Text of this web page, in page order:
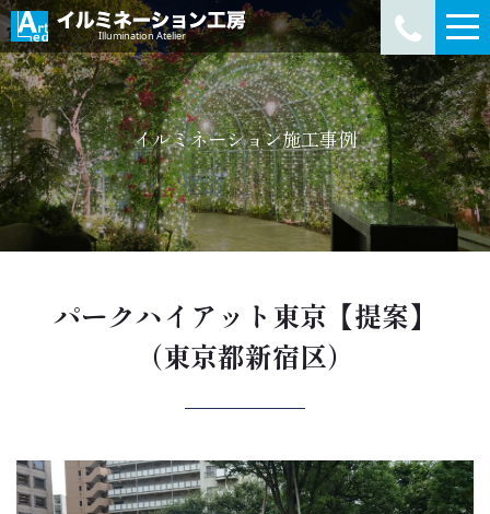
イルミネーション施工事例
パークハイアット東京【提案】
（東京都新宿区）